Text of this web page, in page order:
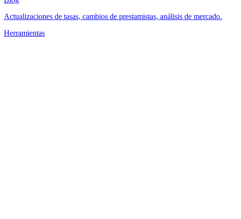
Actualizaciones de tasas, cambios de prestamistas, análisis de mercado.
Herramientas